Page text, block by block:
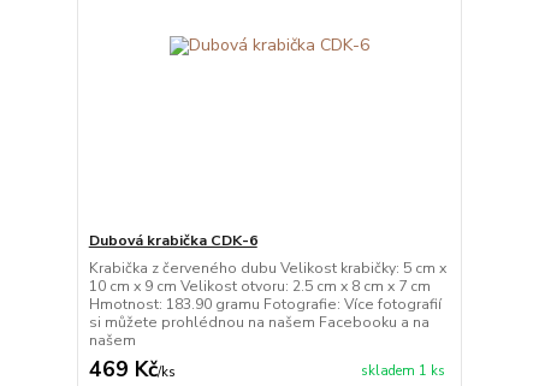
Dubová krabička CDK-6
Krabička z červeného dubu Velikost krabičky: 5 cm x
10 cm x 9 cm Velikost otvoru: 2.5 cm x 8 cm x 7 cm
Hmotnost: 183.90 gramu Fotografie: Více fotografií
si můžete prohlédnou na našem Facebooku a na
našem
469 Kč/ks skladem 1 ks